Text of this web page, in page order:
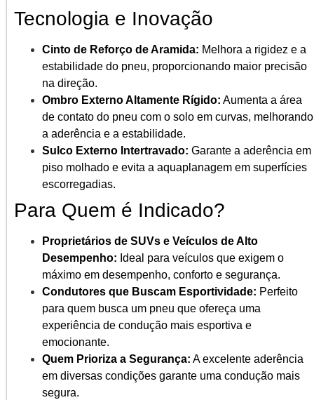
Tecnologia e Inovação
Cinto de Reforço de Aramida: Melhora a rigidez e a
estabilidade do pneu, proporcionando maior precisão
na direção.
Ombro Externo Altamente Rígido: Aumenta a área
de contato do pneu com o solo em curvas, melhorando
a aderência e a estabilidade.
Sulco Externo Intertravado: Garante a aderência em
piso molhado e evita a aquaplanagem em superfícies
escorregadias.
Para Quem é Indicado?
Proprietários de SUVs e Veículos de Alto
Desempenho: Ideal para veículos que exigem o
máximo em desempenho, conforto e segurança.
Condutores que Buscam Esportividade: Perfeito
para quem busca um pneu que ofereça uma
experiência de condução mais esportiva e
emocionante.
Quem Prioriza a Segurança: A excelente aderência
em diversas condições garante uma condução mais
segura.